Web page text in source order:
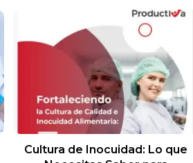
Cultura de Inocuidad: Lo que